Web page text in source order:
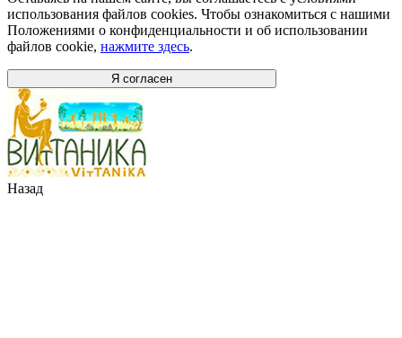
использования файлов cookies. Чтобы ознакомиться с нашими
Положениями о конфиденциальности и об использовании
файлов cookie, нажмите здесь.
Я согласен
Назад